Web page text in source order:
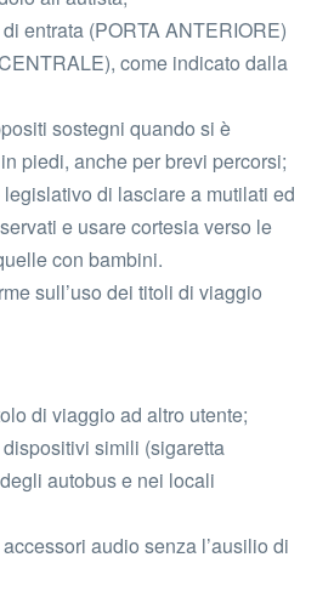
entrata (PORTA ANTERIORE)
come indicato dalla
sostegni quando si è
piedi, anche per brevi percorsi;
legislativo di lasciare a mutilati ed
e usare cortesia verso le
con bambini.
sull’uso dei titoli di viaggio
di viaggio ad altro utente;
simili (sigaretta
autobus e nei locali
audio senza l’ausilio di